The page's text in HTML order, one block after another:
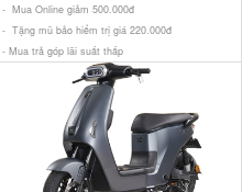
- Mua Online giảm 500.000đ
- Tặng mũ bảo hiểm trị giá 220.000đ
- Mua trả góp lãi suất thấp